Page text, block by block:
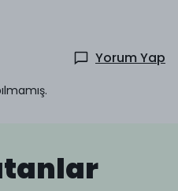
Yorum Yap